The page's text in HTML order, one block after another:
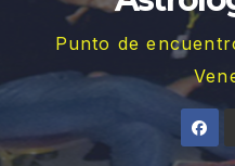
Punto de